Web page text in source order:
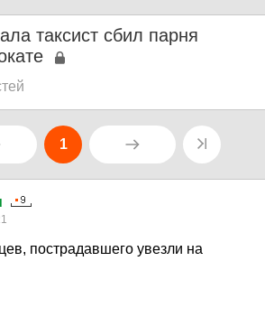
таксист сбил парня
1
пострадавшего увезли на